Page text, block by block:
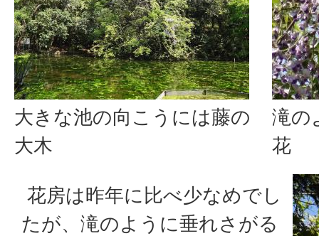
大きな池の向こうには藤の
大木
滝の
花
花房は昨年に比べ少なめでし
たが、滝のように垂れさがる